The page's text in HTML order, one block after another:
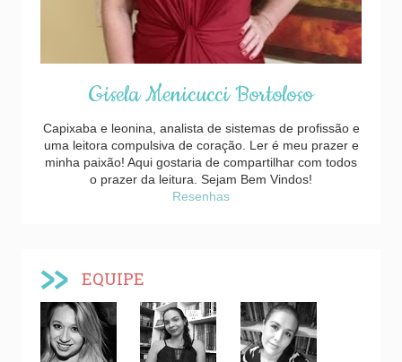
Gisela Menicucci Bortoloso
Capixaba e leonina, analista de sistemas de profissão e
uma leitora compulsiva de coração. Ler é meu prazer e
minha paixão! Aqui gostaria de compartilhar com todos
o prazer da leitura. Sejam Bem Vindos!
Resenhas
EQUIPE